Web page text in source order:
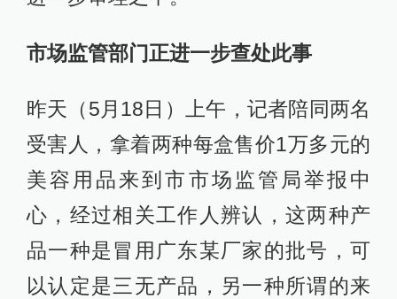
市场监管部门正进一步查处此事
昨天（5月18日）上午，记者陪同两名
受害人，拿着两种每盒售价1万多元的
美容用品来到市市场监管局举报中
心，经过相关工作人辨认，这两种产
品一种是冒用广东某厂家的批号，可
以认定是三无产品，另一种所谓的来